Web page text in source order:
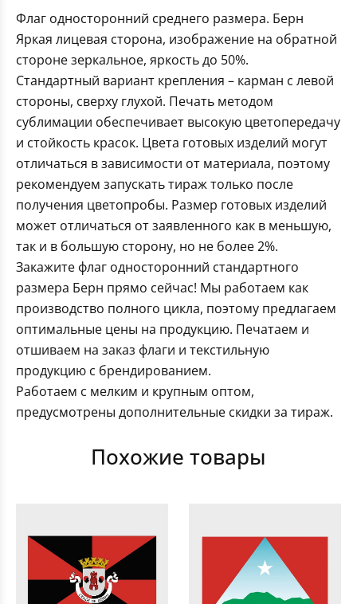
Флаг односторонний среднего размера. Берн
Яркая лицевая сторона, изображение на обратной
стороне зеркальное, яркость до 50%.
Стандартный вариант крепления – карман с левой
стороны, сверху глухой. Печать методом
сублимации обеспечивает высокую цветопередачу
и стойкость красок. Цвета готовых изделий могут
отличаться в зависимости от материала, поэтому
рекомендуем запускать тираж только после
получения цветопробы. Размер готовых изделий
может отличаться от заявленного как в меньшую,
так и в большую сторону, но не более 2%.
Закажите флаг односторонний стандартного
размера Берн прямо сейчас! Мы работаем как
производство полного цикла, поэтому предлагаем
оптимальные цены на продукцию. Печатаем и
отшиваем на заказ флаги и текстильную
продукцию с брендированием.
Работаем с мелким и крупным оптом,
предусмотрены дополнительные скидки за тираж.
Похожие товары